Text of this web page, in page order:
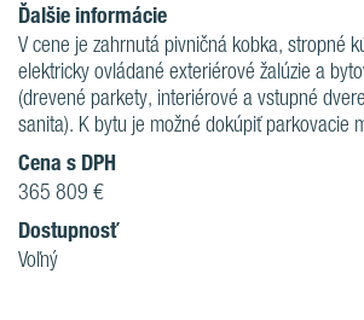
Ďalšie informácie
V cene je zahrnutá pivničná kobka, stropné
elektricky ovládané exteriérové žalúzie a
(drevené parkety, interiérové a vstupné
sanita). K bytu je možné dokúpiť parkovacie
Cena s DPH
365 809 €
Dostupnosť
Voľný